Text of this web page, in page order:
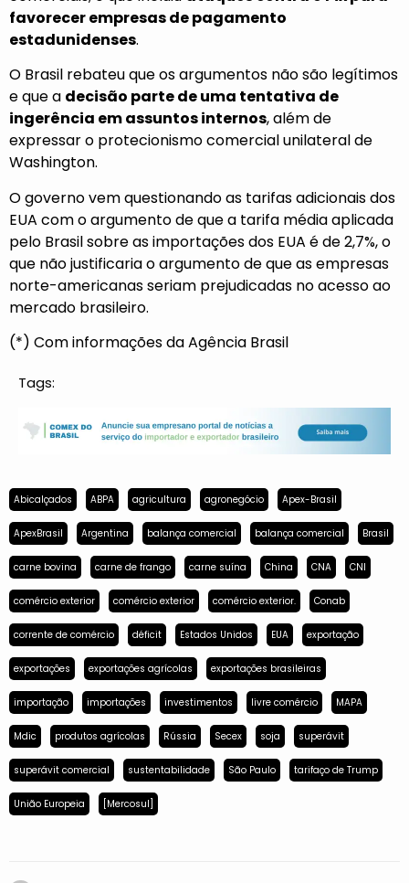
favorecer empresas de pagamento
estadunidenses.
O Brasil rebateu que os argumentos não são legítimos
e que a decisão parte de uma tentativa de
ingerência em assuntos internos, além de
expressar o protecionismo comercial unilateral de
Washington.
O governo vem questionando as tarifas adicionais dos
EUA com o argumento de que a tarifa média aplicada
pelo Brasil sobre as importações dos EUA é de 2,7%, o
que não justificaria o argumento de que as empresas
norte-americanas seriam prejudicadas no acesso ao
mercado brasileiro.
(*) Com informações da Agência Brasil
Tags:
Abicalçados ABPA agricultura agronegócio Apex-Brasil
ApexBrasil Argentina balança comercial balança comercial Brasil
carne bovina carne de frango carne suína China CNA CNI
comércio exterior comércio exterior comércio exterior. Conab
corrente de comércio déficit Estados Unidos EUA exportação
exportações exportações agrícolas exportações brasileiras
importação importações investimentos livre comércio MAPA
Mdic produtos agrícolas Rússia Secex soja superávit
superávit comercial sustentabilidade São Paulo tarifaço de Trump
União Europeia [Mercosul]